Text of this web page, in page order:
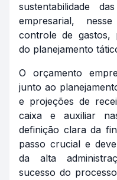
sustentabilidade
empresarial,
controle de gastos,
do planejamento
O orçamento
junto ao
e projeções de
caixa e auxiliar
definição clara da
passo crucial e
da alta
sucesso do